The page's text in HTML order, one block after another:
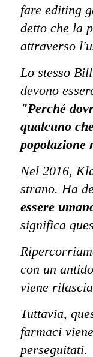
fare editing
detto che la
attraverso
Lo stesso
devono
"Perché
qualcuno
popolazione
Nel 2016,
strano. Ha
essere
significa
con un
viene
Tuttavia,
farmaci
perseguitati.